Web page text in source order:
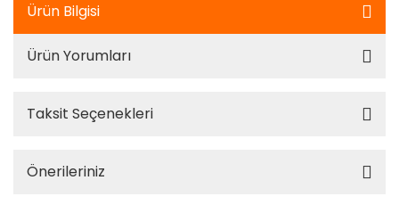
Ürün Bilgisi
Ürün Yorumları
Taksit Seçenekleri
Önerileriniz